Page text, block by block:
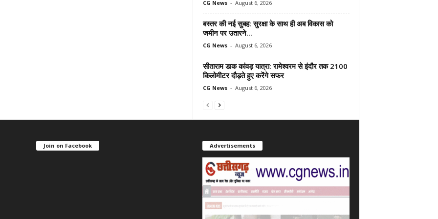
CG News - August 6, 2026
बस्तर की नई सुबह: सुरक्षा के साथ ही अब विकास को
जमीन पर उतारने...
CG News - August 6, 2026
सीताराम डाक कांवड़ यात्रा: रामेश्वरम से इंदौर तक 2100
किलोमीटर दौड़ते हुए करेंगे सफर
CG News - August 6, 2026
Join on Facebook Advertisements